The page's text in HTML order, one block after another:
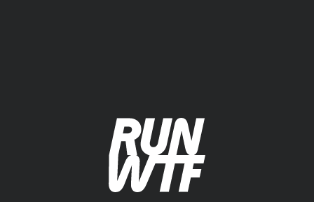
RUN WTF Running Apparel